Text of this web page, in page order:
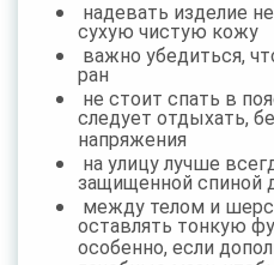
надевать изделие
сухую чистую кожу
важно убедиться,
ран
не стоит спать в
следует отдыхать,
напряжения
на улицу лучше
защищенной спиной
между телом и
оставлять тонкую
особенно, если